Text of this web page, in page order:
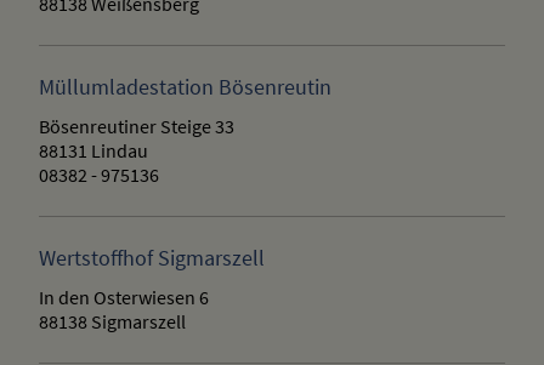
Müllumladestation Bösenreutin
Bösenreutiner Steige 33
88131 Lindau
08382 - 975136
Wertstoffhof Sigmarszell
In den Osterwiesen 6
88138 Sigmarszell